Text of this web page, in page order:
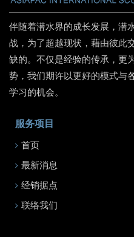
伴随着潜水界的成长发展，潜
战，为了超越现状，藉由彼此
缺的。不仅是经验的传承，更
势，我们期许以更好的模式与
学习的机会。
服务项目
首页
最新消息
经销据点
联络我们